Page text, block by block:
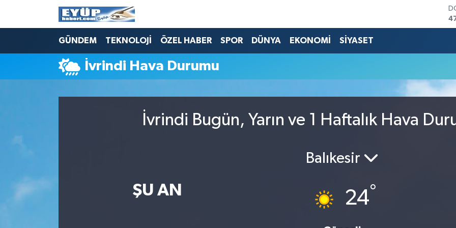
GÜNDEM TEKNOLOJİ ÖZEL HABER SPOR DÜNYA EKONOMİ SİYASET
İvrindi Hava Durumu
İvrindi Bugün, Yarın ve 1 Haftalık Hava
ŞU AN
Balıkesir
24°